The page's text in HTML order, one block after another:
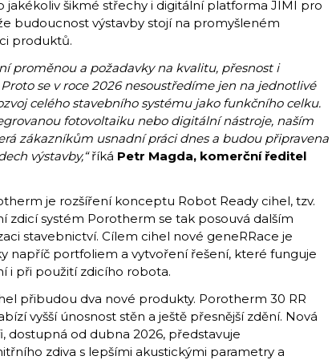
jakékoliv šikmé střechy i digitální platforma JIMI pro
budoucnost výstavby stojí na promyšleném
produktů.
proměnou a požadavky na kvalitu, přesnost i
se v roce 2026 nesoustředíme jen na jednotlivé
celého stavebního systému jako funkčního celku.
fotovoltaiku nebo digitální nástroje, naším
zákazníkům usnadní práci dnes a budou připravena
výstavby,“říká Petr Magda, komerční ředitel
je rozšíření konceptu Robot Ready cihel, tzv.
zdicí systém Porotherm se tak posouvá dalším
stavebnictví. Cílem cihel nové geneRRace je
napříč portfoliem a vytvoření řešení, které funguje
i při použití zdicího robota.
přibudou dva nové produkty. Porotherm 30 RR
vyšší únosnost stěn a ještě přesnější zdění. Nová
dostupná od dubna 2026, představuje
zdiva s lepšími akustickými parametry a